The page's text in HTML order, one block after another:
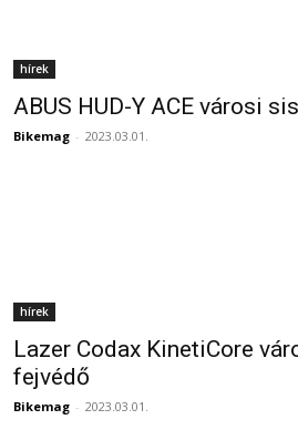
hírek
ABUS HUD-Y ACE városi
Bikemag - 2023.03.01.
hírek
Lazer Codax KinetiCore
fejvédő
Bikemag - 2023.03.01.